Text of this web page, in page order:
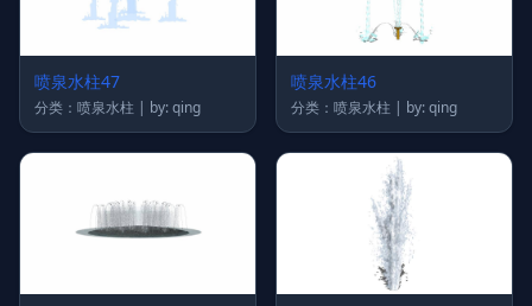
喷泉水柱47
分类：喷泉水柱 | by: qing
喷泉水柱46
分类：喷泉水柱 | by: qing